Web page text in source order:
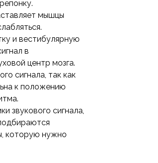
мышцы
и вестибулярную
в
центр мозга.
сигнала, так как
к положению
звукового сигнала,
которую нужно